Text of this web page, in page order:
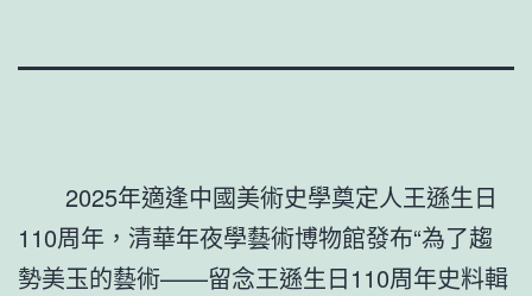
2025年適逢中國美術史學奠定人王遜生日
110周年，清華年夜學藝術博物館發布“為了趨
勢美玉的藝術——留念王遜生日110周年史料輯